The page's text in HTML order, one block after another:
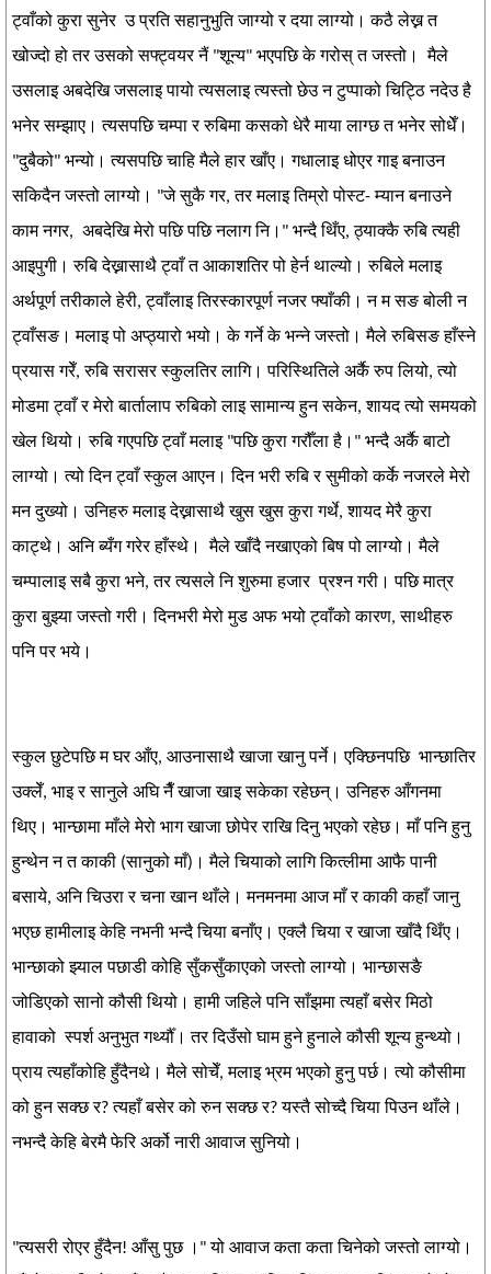
ट्वाँको कुरा सुनेर उ प्रति सहानुभुति जाग्यो र दया लाग्यो। कठै लेख्न त
खोज्दो हो तर उसको सफ्ट्वयर नैं "शून्य" भएपछि के गरोस् त जस्तो। मैले
उसलाइ अबदेखि जसलाइ पायो त्यसलाइ त्यस्तो छेउ न टुप्पाको चिट्ठि नदेउ है
भनेर सम्झाए। त्यसपछि चम्पा र रुबिमा कसको धेरै माया लाग्छ त भनेर सोधेँ।
"दुबैको" भन्यो। त्यसपछि चाहि मैले हार खाँए। गधालाइ धोएर गाइ बनाउन
सकिदैन जस्तो लाग्यो। "जे सुकै गर, तर मलाइ तिम्रो पोस्ट- म्यान बनाउने
काम नगर, अबदेखि मेरो पछि पछि नलाग नि।" भन्दै थिँए, ठ्याक्कै रुबि त्यही
आइपुगी। रुबि देख्नासाथै ट्वाँ त आकाशतिर पो हेर्न थाल्यो। रुबिले मलाइ
अर्थपूर्ण तरीकाले हेरी, ट्वाँलाइ तिरस्कारपूर्ण नजर फ्याँकी। न म सङ बोली न
ट्वाँसङ। मलाइ पो अप्ठ्यारो भयो। के गर्ने के भन्ने जस्तो। मैले रुबिसङ हाँस्ने
प्रयास गरेँ, रुबि सरासर स्कुलतिर लागि। परिस्थितिले अर्कै रुप लियो, त्यो
मोडमा ट्वाँ र मेरो बार्तालाप रुबिको लाइ सामान्य हुन सकेन, शायद त्यो समयको
खेल थियो। रुबि गएपछि ट्वाँ मलाइ "पछि कुरा गरौँला है।" भन्दै अर्कै बाटो
लाग्यो। त्यो दिन ट्वाँ स्कुल आएन। दिन भरी रुबि र सुमीको कर्के नजरले मेरो
मन दुख्यो। उनिहरु मलाइ देख्नासाथै खुस खुस कुरा गर्थे, शायद मेरै कुरा
काट्थे। अनि ब्यँग गरेर हाँस्थे। मैले खाँदै नखाएको बिष पो लाग्यो। मैले
चम्पालाइ सबै कुरा भने, तर त्यसले नि शुरुमा हजार प्रश्न गरी। पछि मात्र
कुरा बुझ्या जस्तो गरी। दिनभरी मेरो मुड अफ भयो ट्वाँको कारण, साथीहरु
पनि पर भये।
स्कुल छुटेपछि म घर आँए, आउनासाथै खाजा खानु पर्ने। एक्छिनपछि भान्छातिर
उक्लेँ, भाइ र सानुले अघि नैँ खाजा खाइ सकेका रहेछन्। उनिहरु आँगनमा
थिए। भान्छामा माँले मेरो भाग खाजा छोपेर राखि दिनु भएको रहेछ। माँ पनि हुनु
हुन्थेन न त काकी (सानुको माँ)। मैले चियाको लागि कित्लीमा आफै पानी
बसाये, अनि चिउरा र चना खान थाँले। मनमनमा आज माँ र काकी कहाँ जानु
भएछ हामीलाइ केहि नभनी भन्दै चिया बनाँए। एक्लै चिया र खाजा खाँदै थिँए।
भान्छाको झ्याल पछाडी कोहि सुँकसुँकाएको जस्तो लाग्यो। भान्छासङै
जोडिएको सानो कौसी थियो। हामी जहिले पनि साँझमा त्यहाँ बसेर मिठो
हावाको स्पर्श अनुभुत गर्थ्यौँ। तर दिउँसो घाम हुने हुनाले कौसी शून्य हुन्थ्यो।
प्राय त्यहाँकोहि हुँदैनथे। मैले सोचेँ, मलाइ भ्रम भएको हुनु पर्छ। त्यो कौसीमा
को हुन सक्छ र? त्यहाँ बसेर को रुन सक्छ र? यस्तै सोच्दै चिया पिउन थाँले।
नभन्दै केहि बेरमै फेरि अर्को नारी आवाज सुनियो।
"त्यसरी रोएर हुँदैन! आँसु पुछ ।" यो आवाज कता कता चिनेको जस्तो लाग्यो।